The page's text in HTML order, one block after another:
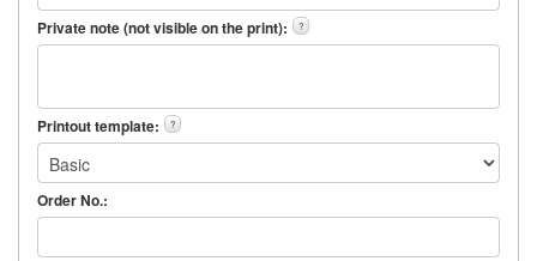
Private note (not visible on the print): ?
Printout template: ?
Order No.: